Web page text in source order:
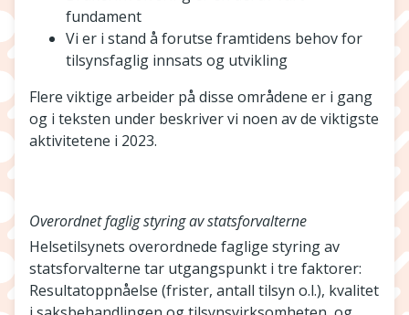
fundament
Vi er i stand å forutse framtidens behov for
tilsynsfaglig innsats og utvikling
Flere viktige arbeider på disse områdene er i gang
og i teksten under beskriver vi noen av de viktigste
aktivitetene i 2023.
Overordnet faglig styring av statsforvalterne
Helsetilsynets overordnede faglige styring av
statsforvalterne tar utgangspunkt i tre faktorer:
Resultatoppnåelse (frister, antall tilsyn o.l.), kvalitet